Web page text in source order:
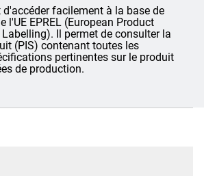
d'accéder facilement à la base de
l'UE EPREL (European Product
Il permet de consulter la
(PIS) contenant toutes les
pertinentes sur le produit
de production.